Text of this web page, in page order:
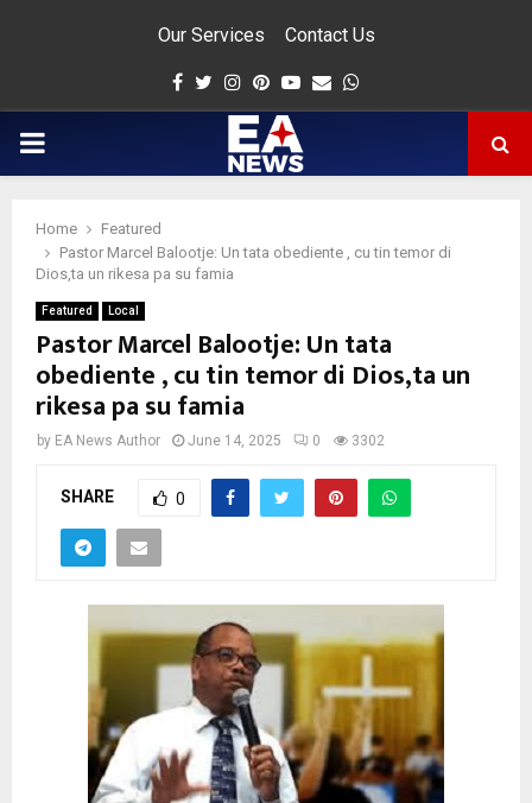
Our Services Contact Us
Facebook
Twitter
Instagram
Pinterest
Youtube
Email
PRIMARY
Home
Featured
Pastor Marcel Balootje: Un tata obediente , cu tin temor di
Dios,ta un rikesa pa su famia
Featured Local
Pastor Marcel Balootje: Un tata
obediente , cu tin temor di Dios,ta un
rikesa pa su famia
by EA News Author June 14, 2025 0 3302
SHARE 0